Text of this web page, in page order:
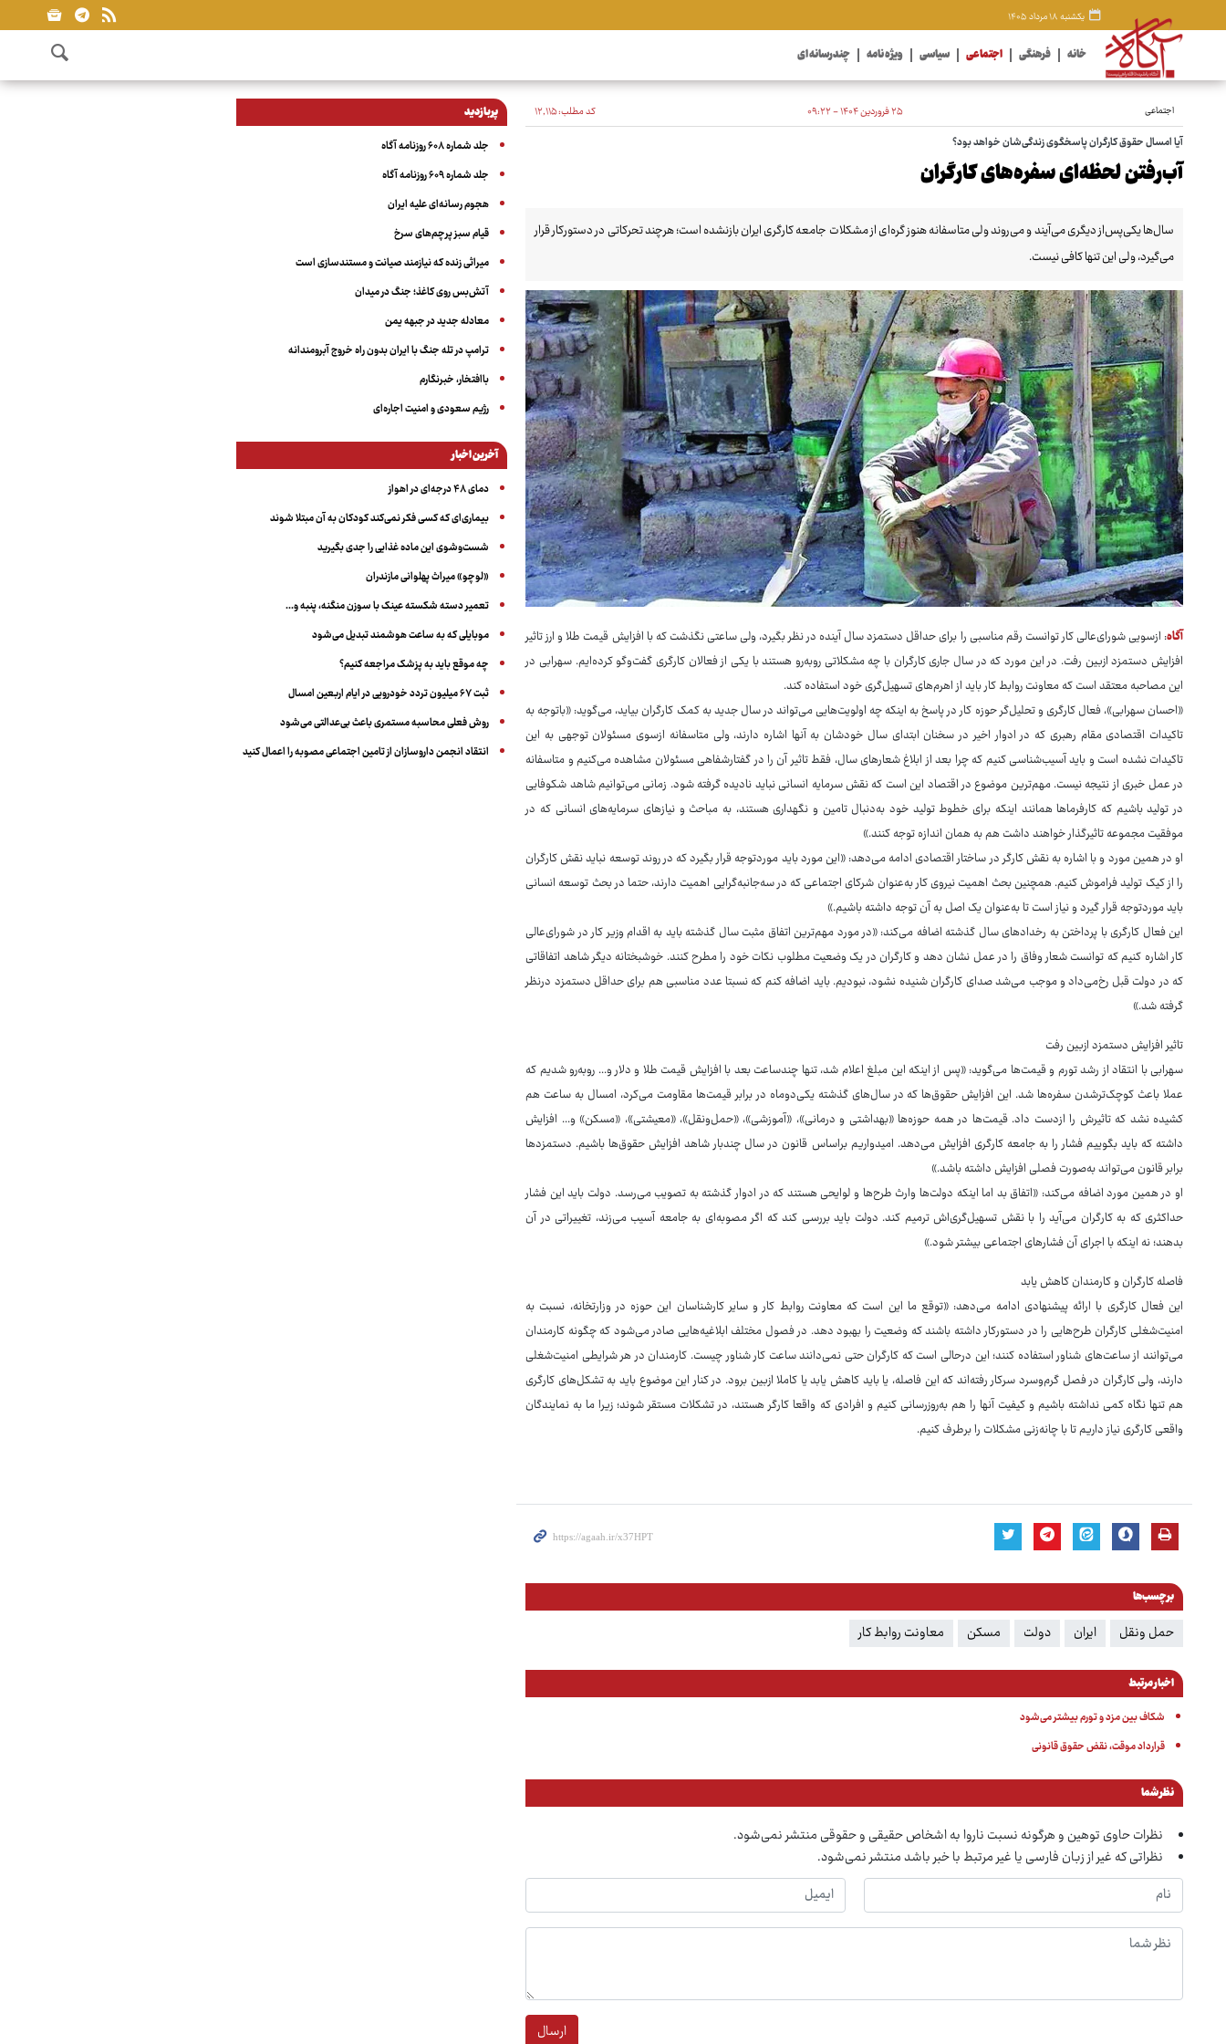
یکشنبه ۱۸ مرداد ۱۴۰۵
خانه فرهنگی اجتماعی سیاسی ویژه نامه چندرسانه ای
اجتماعی ۲۵ فروردین ۱۴۰۴ - ۰۹:۲۲ کد مطلب:۱۲٬۱۱۵
آیا امسال حقوق کارگران پاسخگوی زندگی‌شان خواهد بود؟
آب‌رفتن لحظه‌ای سفره‌های کارگران
سال‌ها یکی‌پس‌از دیگری می‌آیند و می‌روند ولی متاسفانه هنوز گره‌ای از مشکلات جامعه کارگری ایران بازنشده است؛ هرچند تحرکاتی در دستورکار قرار
می‌گیرد، ولی این تنها کافی نیست.
آگاه: ازسویی شورای‌عالی کار توانست رقم مناسبی را برای حداقل دستمزد سال آینده در نظر بگیرد، ولی ساعتی نگذشت که با افزایش قیمت طلا و ارز تاثیر
افزایش دستمزد ازبین رفت. در این مورد که در سال جاری کارگران با چه مشکلاتی روبه‌رو هستند با یکی از فعالان کارگری گفت‌وگو کرده‌ایم. سهرابی در
این مصاحبه معتقد است که معاونت روابط کار باید از اهرم‌های تسهیل‌گری خود استفاده کند.
«احسان سهرابی»، فعال کارگری و تحلیل‌گر حوزه کار در پاسخ به اینکه چه اولویت‎‌هایی می‌تواند در سال جدید به کمک کارگران بیاید، می‌گوید:‌ «باتوجه به
تاکیدات اقتصادی مقام رهبری که در ادوار اخیر در سخنان ابتدای سال خودشان به آنها اشاره دارند، ولی متاسفانه ازسوی مسئولان توجهی به این
تاکیدات نشده است و باید آسیب‌شناسی کنیم که چرا بعد از ابلاغ شعارهای سال، فقط تاثیر آن را در گفتارشفاهی مسئولان مشاهده می‌کنیم و متاسفانه
در عمل خبری از نتیجه نیست. مهم‌ترین موضوع در اقتصاد این است که نقش سرمایه انسانی نباید نادیده گرفته شود. زمانی می‌توانیم شاهد شکوفایی
در تولید باشیم که کارفرماها همانند اینکه برای خطوط تولید خود به‌دنبال تامین و نگهداری هستند، به مباحث و نیازهای سرمایه‌های انسانی که در
موفقیت مجموعه تاثیرگذار خواهند داشت هم به همان اندازه توجه کنند.»
او در همین مورد و با اشاره به نقش کارگر در ساختار اقتصادی ادامه می‌دهد: «این مورد باید موردتوجه قرار بگیرد که در روند توسعه نباید نقش کارگران
را از کیک تولید فراموش کنیم. همچنین بحث اهمیت نیروی کار به‌عنوان شرکای اجتماعی که در سه‌جانبه‌گرایی اهمیت دارند، حتما در بحث توسعه انسانی
باید موردتوجه قرار گیرد و نیاز است تا به‌عنوان یک اصل به آن توجه داشته باشیم.»
این فعال کارگری با پرداختن به رخدادهای سال گذشته اضافه می‌کند: «در مورد مهم‌ترین اتفاق مثبت سال گذشته باید به اقدام وزیر کار در شورای‌عالی
کار اشاره کنیم که توانست شعار وفاق را در عمل نشان دهد و کارگران در یک وضعیت مطلوب نکات خود را مطرح کنند. خوشبختانه دیگر شاهد اتفاقاتی
که در دولت قبل رخ‌می‌داد و موجب می‌شد صدای کارگران شنیده نشود، نبودیم. باید اضافه کنم که نسبتا عدد مناسبی هم برای حداقل دستمزد درنظر
گرفته شد.»
تاثیر افزایش دستمزد ازبین رفت
سهرابی با انتقاد از رشد تورم و قیمت‌ها می‌گوید: «پس از اینکه این مبلغ اعلام شد، تنها چندساعت بعد با افزایش قیمت طلا و دلار و... روبه‌رو شدیم که
عملا باعث کوچک‌ترشدن سفره‌ها شد. این افزایش حقوق‌ها که در سال‌های گذشته یکی‌دوماه در برابر قیمت‌ها مقاومت می‌کرد، امسال به ساعت هم
کشیده نشد که تاثیرش را ازدست داد. قیمت‌ها در همه حوزه‌ها «بهداشتی و درمانی»، «آموزشی»، «حمل‌ونقل»، «معیشتی»، «مسکن» و... افزایش
داشته که باید بگوییم فشار را به جامعه کارگری افزایش می‌دهد. امیدواریم براساس قانون در سال چندبار شاهد افزایش حقوق‌ها باشیم. دستمزدها
برابر قانون می‌تواند به‌صورت فصلی افزایش داشته باشد.»
او در همین مورد اضافه می‌کند: «اتفاق بد اما اینکه دولت‌ها وارث طرح‌ها و لوایحی هستند که در ادوار گذشته به تصویب می‌رسد. دولت باید این فشار
حداکثری که به کارگران می‌آید را با نقش تسهیل‌گری‌اش ترمیم کند. دولت باید بررسی کند که اگر مصوبه‌ای به جامعه آسیب می‌زند، تغییراتی در آن
بدهند؛ نه اینکه با اجرای آن فشارهای اجتماعی بیشتر شود.»
فاصله کارگران و کارمندان کاهش یابد
این فعال کارگری با ارائه پیشنهادی ادامه می‌دهد: «توقع ما این است که معاونت روابط کار و سایر کارشناسان این حوزه در وزارتخانه، نسبت به
امنیت‌شغلی کارگران طرح‌هایی را در دستورکار داشته باشند که وضعیت را بهبود دهد. در فصول مختلف ابلاغیه‌هایی صادر می‌شود که چگونه کارمندان
می‌توانند از ساعت‌های شناور استفاده کنند؛ این درحالی است که کارگران حتی نمی‌دانند ساعت‌ کار شناور چیست. کارمندان در هر شرایطی امنیت‌شغلی
دارند، ولی کارگران در فصل گرم‌وسرد سرکار رفته‌اند که این فاصله، یا باید کاهش یابد یا کاملا ازبین برود. در کنار این موضوع باید به تشکل‌های کارگری
هم تنها نگاه کمی نداشته باشیم و کیفیت آنها را هم به‌روزرسانی کنیم و افرادی که واقعا کارگر هستند، در تشکلات مستقر شوند؛ زیرا ما به نمایندگان
واقعی کارگری نیاز داریم تا با چانه‌زنی مشکلات را برطرف کنیم.
برچسب‌ها
حمل‌ ونقل ایران دولت مسکن معاونت روابط کار
اخبار مرتبط
شکاف بین مزد و تورم بیشتر می‌شود
قرارداد موقت، نقض حقوق قانونی
نظر شما
نظرات حاوی توهین و هرگونه نسبت ناروا به اشخاص حقیقی و حقوقی منتشر نمی‌شود.
نظراتی که غیر از زبان فارسی یا غیر مرتبط با خبر باشد منتشر نمی‌شود.
ارسال
پربازدید
جلد شماره ۶۰۸ روزنامه آگاه
جلد شماره ۶۰۹ روزنامه آگاه
هجوم رسانه‌ای علیه ایران
قیام سبز پرچم‌های سرخ
میراثی زنده که نیازمند صیانت و مستندسازی است
آتش‌بس روی کاغذ؛ جنگ در میدان
معادله جدید در جبهه یمن
ترامپ در تله جنگ با ایران بدون راه خروج آبرومندانه
باافتخار، خبرنگارم
رژیم سعودی و امنیت اجاره‌ای
آخرین اخبار
دمای ۴۸ درجه‌ای در اهواز
بیماری‌ای که کسی فکر نمی‌کند کودکان به آن مبتلا شوند
شست‌وشوی این ماده غذایی را جدی بگیرید
«لوچو» میراث پهلوانی مازندران
تعمیر دسته شکسته عینک با سوزن منگنه، پنبه و...
موبایلی که به ساعت هوشمند تبدیل می‌شود
چه موقع باید به پزشک مراجعه کنیم؟
ثبت ۶۷ میلیون تردد خودرویی در ایام اربعین امسال
روش فعلی محاسبه مستمری باعث بی‌عدالتی می‌شود
انتقاد انجمن داروسازان از تامین اجتماعی مصوبه را اعمال کنید